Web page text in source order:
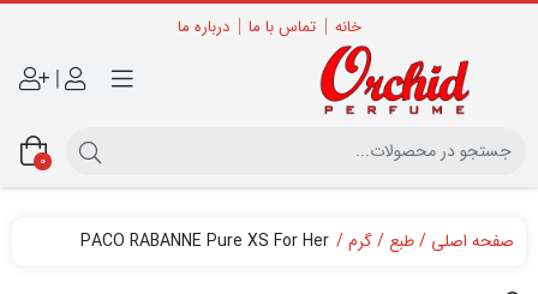
خانه تماس با ما درباره ما
|
0
صفحه اصلی طبع گرم PACO RABANNE Pure XS For Her